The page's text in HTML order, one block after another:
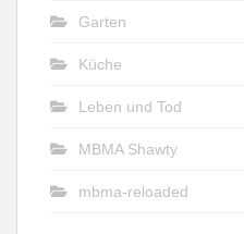
Garten
Küche
Leben und Tod
MBMA Shawty
mbma-reloaded